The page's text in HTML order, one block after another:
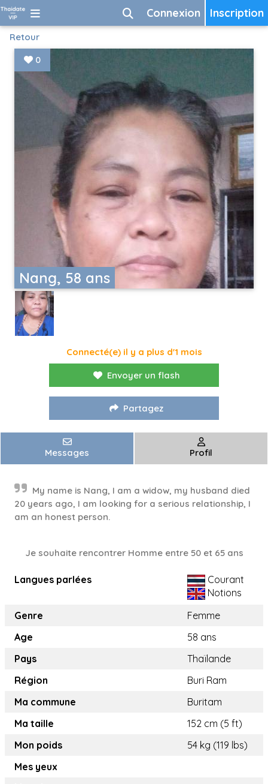
Inscription
Connexion
Retour
Nang, 58 ans
0
Connecté(e) il y a plus d'1 mois
Envoyer un flash
Partagez
Messages Profil
My name is Nang, I am a widow, my husband died
20 years ago, I am looking for a serious relationship, I
am an honest person.
Je souhaite rencontrer Homme entre 50 et 65 ans
Langues parlées
Courant
Notions
Genre
Femme
Age
58 ans
Pays
Thaïlande
Région
Buri Ram
Ma commune
Buritam
Ma taille
152 cm (5 ft)
Mon poids
54 kg (119 lbs)
Mes yeux